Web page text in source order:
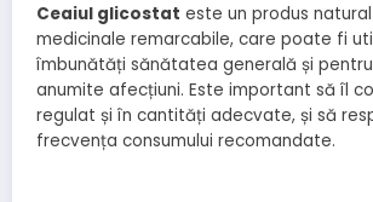
Ceaiul glicostat este un produs
medicinale remarcabile, care poate fi
îmbunătăți sănătatea generală și
anumite afecțiuni. Este important să îl
regulat și în cantități adecvate, și să
frecvența consumului recomandate.